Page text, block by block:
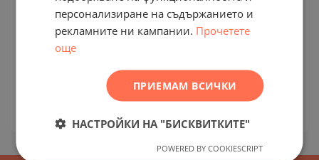
Апартаменти в нова сграда с
елегантна визия в Слънчев бряг
К.К. СЛЪНЧЕВ БРЯГ / БУРГАС / БЪЛГАРИЯ
- 130 896€
FRENCH
ROMANIAN
SERBIAN
персонализиране на съдържанието и
рекламните ни кампании. Прочетете
още
ПРИЕМАМ ВСИЧКИ
НАСТРОЙКИ НА "БИСКВИТКИТЕ"
POWERED BY COOKIESCRIPT